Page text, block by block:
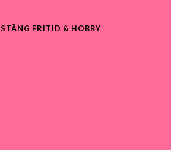
STÄNG FRITID & HOBBY